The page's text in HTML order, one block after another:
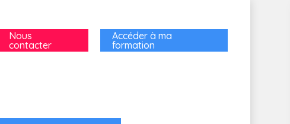
Nous
contacter
Accéder à ma
formation